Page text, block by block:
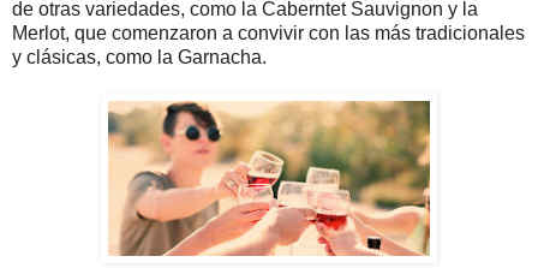
de otras variedades, como la Caberntet Sauvignon y la
Merlot, que comenzaron a convivir con las más tradicionales
y clásicas, como la Garnacha.